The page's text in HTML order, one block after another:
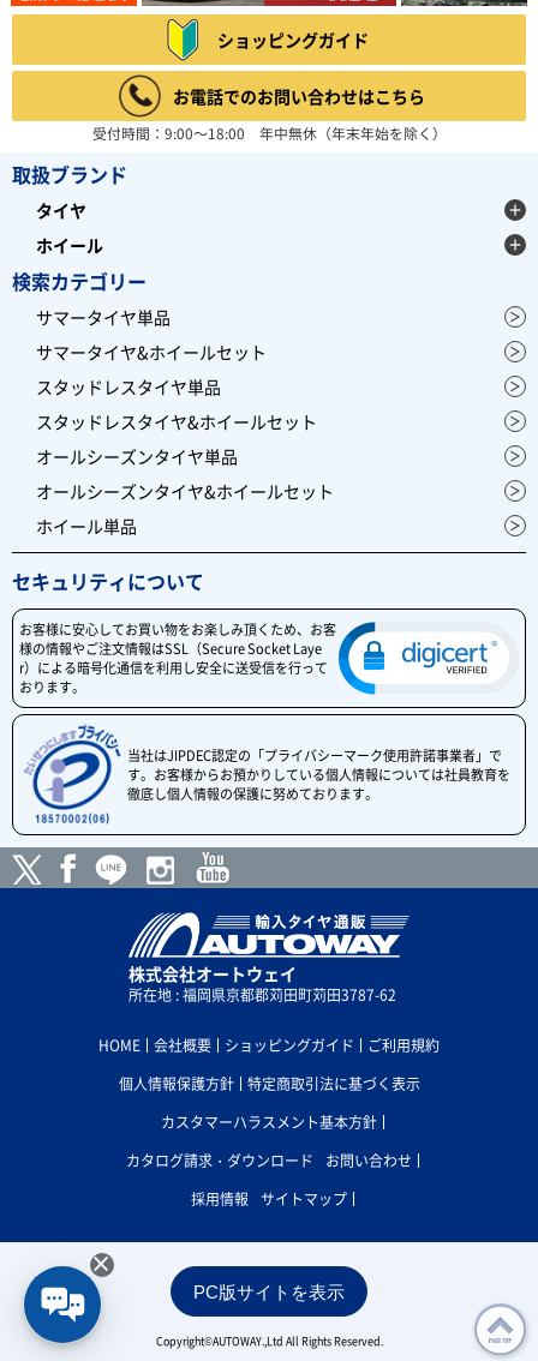
ショッピングガイド
お電話でのお問い合わせはこちら
受付時間：9:00～18:00 年中無休（年末年始を除く）
取扱ブランド
タイヤ
ホイール
検索カテゴリー
サマータイヤ単品
サマータイヤ&ホイールセット
スタッドレスタイヤ単品
スタッドレスタイヤ&ホイールセット
オールシーズンタイヤ単品
オールシーズンタイヤ&ホイールセット
ホイール単品
セキュリティについて
お客様に安心してお買い物をお楽しみ頂くため、お客
様の情報やご注文情報はSSL（Secure Socket Laye
r）による暗号化通信を利用し安全に送受信を行って
おります。
当社はJIPDEC認定の「プライバシーマーク使用許諾事業者」で
す。お客様からお預かりしている個人情報については社員教育を
徹底し個人情報の保護に努めております。
株式会社オートウェイ
所在地 : 福岡県京都郡苅田町苅田3787-62
HOME 会社概要 ショッピングガイド
ご利用規約
個人情報保護方針
特定商取引法に基づく表示
カスタマーハラスメント基本方針
カタログ請求・ダウンロード
お問い合わせ
採用情報
サイトマップ
PC版サイトを表示
Copyright©AUTOWAY.,Ltd All Rights Reserved.
×